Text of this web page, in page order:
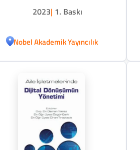
2023| 1. Baskı
Nobel Akademik Yayıncılık